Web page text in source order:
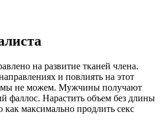
на развитие тканей члена.
и повлиять на этот
мы не можем. Мужчины получают
фаллос. Нарастить объем без длины
максимально продлить секс